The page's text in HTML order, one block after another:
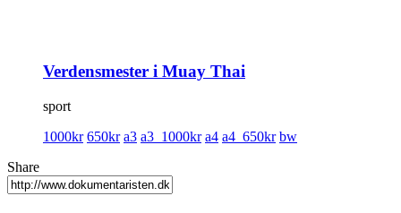
Verdensmester i Muay Thai
sport
1000kr 650kr a3 a3_1000kr a4 a4_650kr bw
Share